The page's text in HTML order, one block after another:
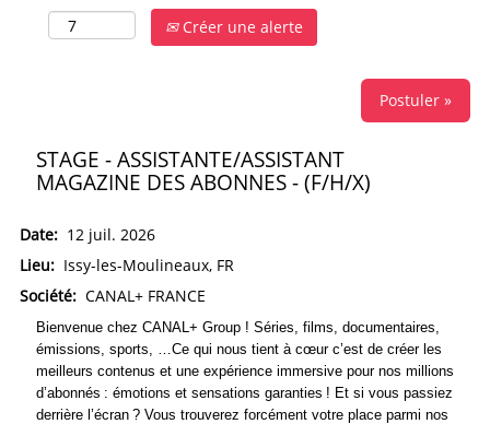
Créer une alerte
Postuler »
STAGE - ASSISTANTE/ASSISTANT
MAGAZINE DES ABONNES - (F/H/X)
Date: 12 juil. 2026
Lieu: Issy-les-Moulineaux, FR
Société: CANAL+ FRANCE
Bienvenue chez CANAL+ Group ! Séries, films, documentaires,
émissions, sports, …Ce qui nous tient à cœur c’est de créer les
meilleurs contenus et une expérience immersive pour nos millions
d’abonnés : émotions et sensations garanties ! Et si vous passiez
derrière l’écran ? Vous trouverez forcément votre place parmi nos